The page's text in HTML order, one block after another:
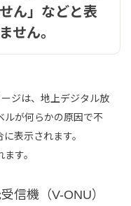
ん」などと表
せん。
ジは、地上デジタル放
ルが何らかの原因で不
表示されます。
す。
信機（V-ONU）